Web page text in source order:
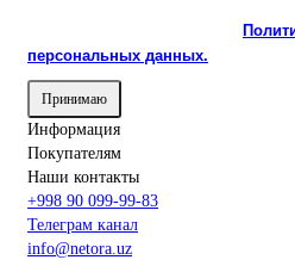
персональных данных.
Принимаю
Информация
Покупателям
Наши контакты
+998 90 099-99-83
Телеграм канал
info@netora.uz